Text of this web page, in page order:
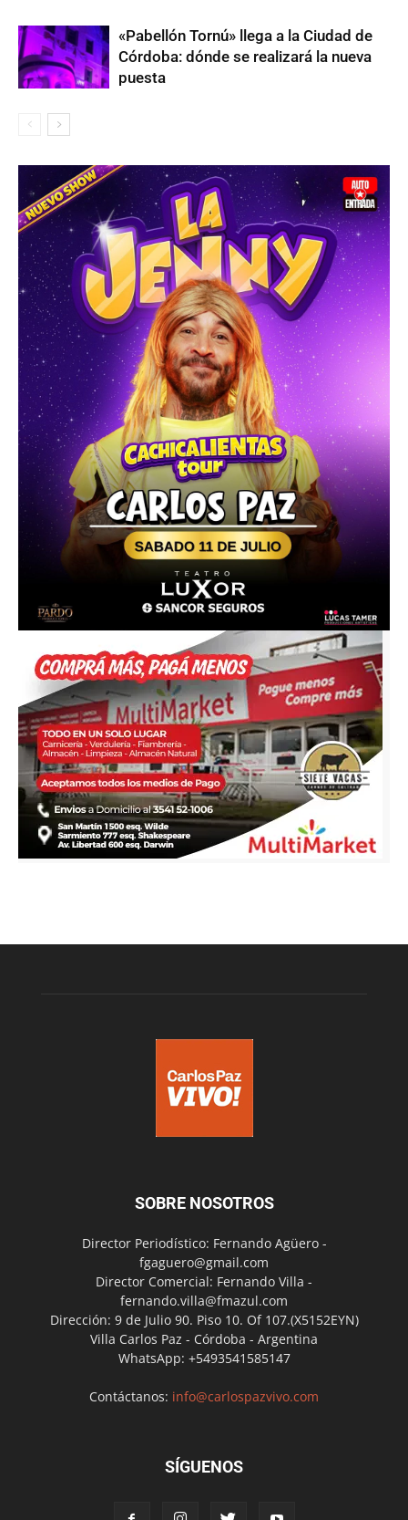
«Pabellón Tornú» llega a la Ciudad de
Córdoba: dónde se realizará la nueva
puesta
SOBRE NOSOTROS
Director Periodístico: Fernando Agüero -
fgaguero@gmail.com
Director Comercial: Fernando Villa -
fernando.villa@fmazul.com
Dirección: 9 de Julio 90. Piso 10. Of 107.(X5152EYN)
Villa Carlos Paz - Córdoba - Argentina
WhatsApp: +5493541585147
Contáctanos: info@carlospazvivo.com
SÍGUENOS